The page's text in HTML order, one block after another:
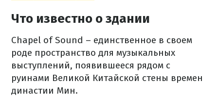
Что известно о здании
Chapel of Sound – единственное в своем
роде пространство для музыкальных
выступлений, появившееся рядом с
руинами Великой Китайской стены времен
династии Мин.